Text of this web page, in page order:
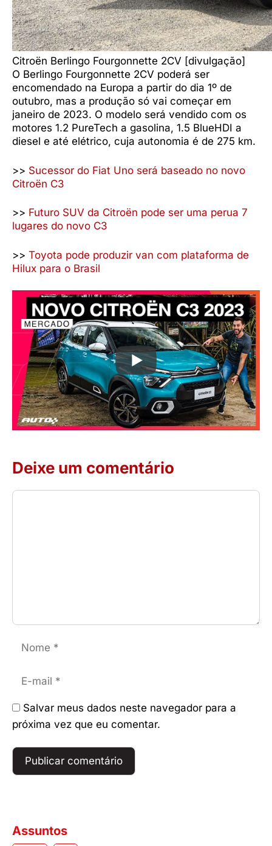
Citroën Berlingo Fourgonnette 2CV [divulgação]
O Berlingo Fourgonnette 2CV poderá ser
encomendado na Europa a partir do dia 1º de
outubro, mas a produção só vai começar em
janeiro de 2023. O modelo será vendido com os
motores 1.2 PureTech a gasolina, 1.5 BlueHDI a
diesel e até elétrico, cuja autonomia é de 275 km.
>> Sucessor do Fiat Uno será baseado no novo
Citroën C3
>> Futuro SUV da Citroën pode ser uma perua 7
lugares do novo C3
>> Toyota pode produzir van com plataforma de
Hilux para o Brasil
Deixe um comentário
Comentário
Nome
E-
mail
Salvar meus dados neste navegador para a
próxima vez que eu comentar.
Assuntos